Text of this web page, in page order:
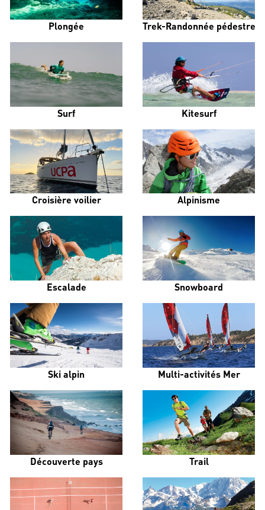
Plongée Trek-Randonnée pédestre
Surf Kitesurf
Croisière voilier Alpinisme
Escalade Snowboard
Ski alpin Multi-activités Mer
Découverte pays Trail